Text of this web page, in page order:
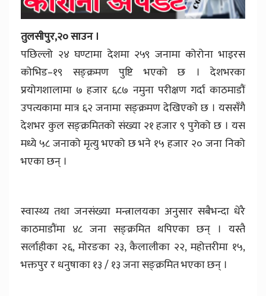
तुलसीपुर,२० साउन ।
पछिल्लो २४ घण्टामा देशमा २५९ जनामा कोरोना भाइरस
कोभिड–१९ सङ्क्रमण पुष्टि भएको छ । देशभरका
प्रयोगशालामा ७ हजार ६८७ नमुना परीक्षण गर्दा काठमाडौं
उपत्यकामा मात्र ६२ जनामा सङ्क्रमण देखिएको छ । यससँगै
देशभर कुल सङ्क्रमितको संख्या २१ हजार ९ पुगेको छ । यस
मध्ये ५८ जनाको मृत्यु भएको छ भने १५ हजार २० जना निको
भएका छन् ।
स्वास्थ्य तथा जनसंख्या मन्त्रालयका अनुसार सबैभन्दा धेरै
काठमाडौंमा ४८ जना सङ्क्रमित थपिएका छन् । यस्तै
सर्लाहीका २६, मोरङका २३, कैलालीका २२, महोत्तरीमा १५,
भक्तपुर र धनुषाका १३ / १३ जना सङ्क्रमित भएका छन् ।